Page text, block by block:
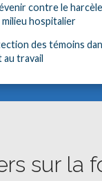
contre le
hospitalier
des témoins
au travail
sur la